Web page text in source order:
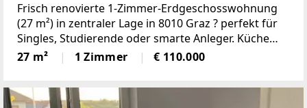
Frisch renovierte 1-Zimmer-Erdgeschosswohnung
(27 m²) in zentraler Lage in 8010 Graz ? perfekt für
Singles, Studierende oder smarte Anleger. Küche
vorhanden, warme Holzböden im Wohnbereich und
Fernwärme sorgen für ein gemütliches Wohngefühl.
27 m² 1 Zimmer € 110.000